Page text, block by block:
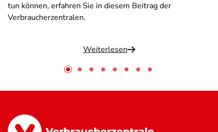
tun können, erfahren Sie in diesem Beitrag der
Verbraucherzentralen.
Weiterlesen